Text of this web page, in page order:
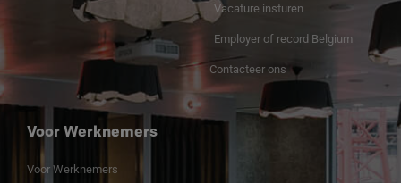
Vacature insturen
Employer of record Belgium
Contacteer ons
Voor Werknemers
Voor Werknemers